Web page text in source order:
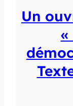
Un
«